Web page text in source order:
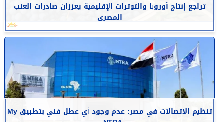
تراجع إنتاج أوروبا والتوترات الإقليمية يعززان صادرات العنب
المصرى
تنظيم الاتصالات في مصر: عدم وجود أي عطل فني بتطبيق My